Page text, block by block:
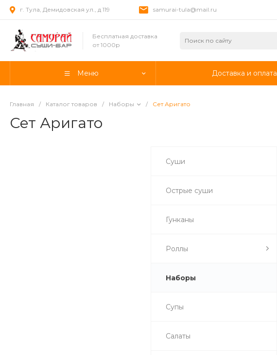
г. Тула, Демидовская ул., д 119 samurai-tula@mail.ru
Бесплатная доставка
от 1000р
Меню Доставка и оплата
Главная / Каталог товаров / Наборы / Сет Аригато
Сет Аригато
Суши
Острые суши
Гунканы
Роллы
Наборы
Супы
Салаты